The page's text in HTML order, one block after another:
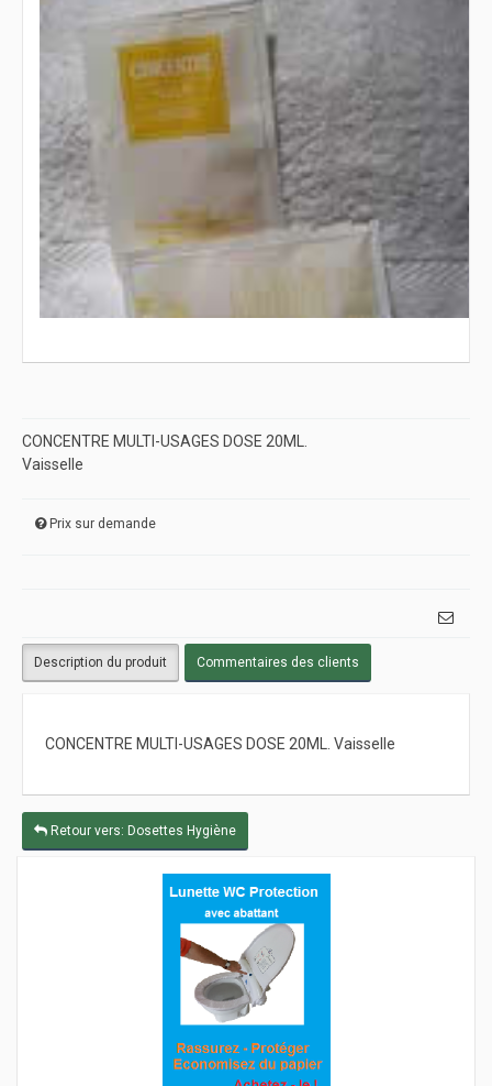
CONCENTRE MULTI-USAGES DOSE 20ML.
Vaisselle
Prix sur demande
Description du produit Commentaires des clients
CONCENTRE MULTI-USAGES DOSE 20ML. Vaisselle
Retour vers: Dosettes Hygiène